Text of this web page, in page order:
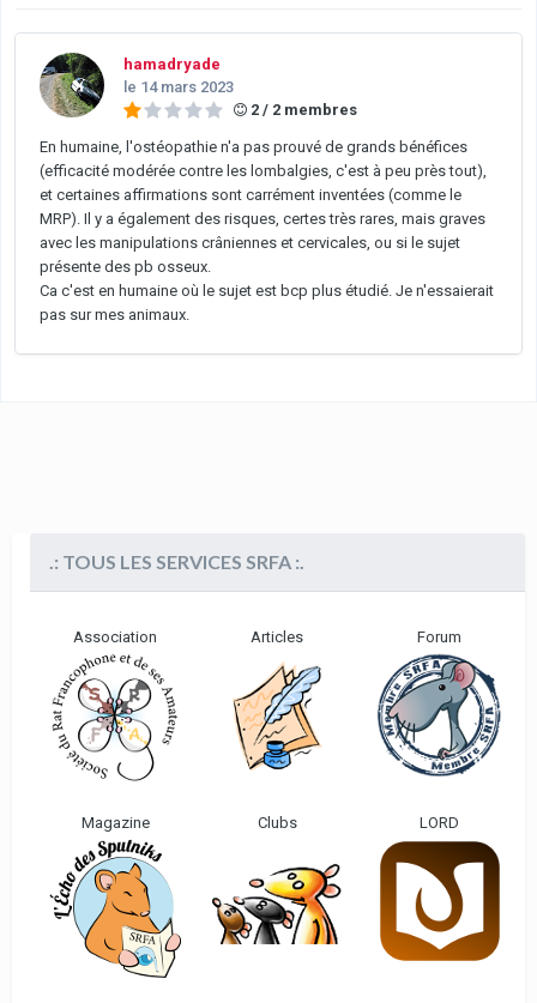
hamadryade
le 14 mars 2023
2 / 2 membres
En humaine, l'ostéopathie n'a pas prouvé de grands bénéfices
(efficacité modérée contre les lombalgies, c'est à peu près tout),
et certaines affirmations sont carrément inventées (comme le
MRP). Il y a également des risques, certes très rares, mais graves
avec les manipulations crâniennes et cervicales, ou si le sujet
présente des pb osseux.
Ca c'est en humaine où le sujet est bcp plus étudié. Je n'essaierait
pas sur mes animaux.
.: TOUS LES SERVICES SRFA :.
Association Articles Forum
Magazine Clubs LORD